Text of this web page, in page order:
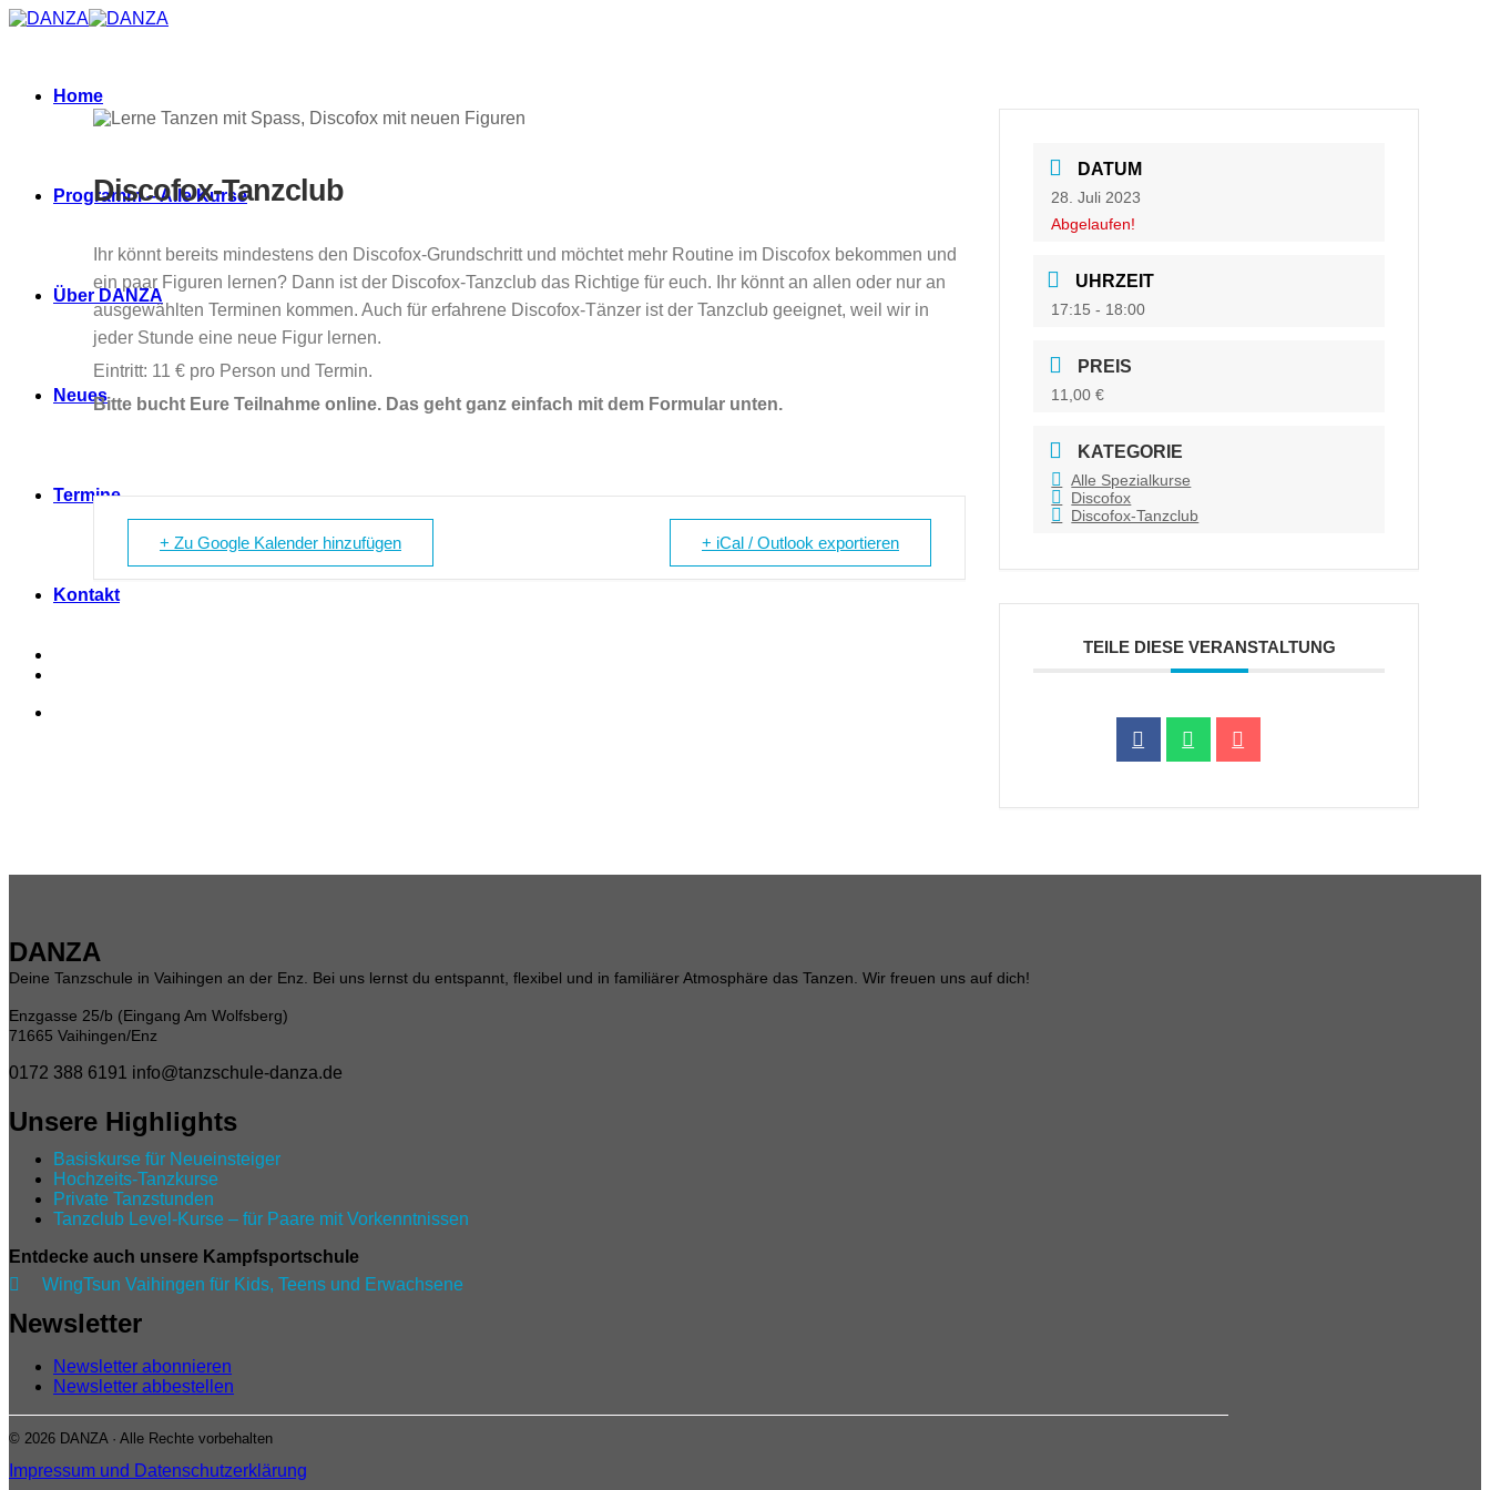
Zum
Home
Programm – Alle Kurse
Über DANZA
Neues
Termine
Kontakt
Discofox-Tanzclub
Ihr könnt bereits mindestens den Discofox-Grundschritt und möchtet mehr Routine im Discofox bekommen und
ein paar Figuren lernen? Dann ist der Discofox-Tanzclub das Richtige für euch. Ihr könnt an allen oder nur an
ausgewählten Terminen kommen. Auch für erfahrene Discofox-Tänzer ist der Tanzclub geeignet, weil wir in
jeder Stunde eine neue Figur lernen.
Eintritt: 11 € pro Person und Termin.
Bitte bucht Eure Teilnahme online. Das geht ganz einfach mit dem Formular unten.
+ Zu Google Kalender hinzufügen + iCal / Outlook exportieren
DATUM
28. Juli 2023
Abgelaufen!
UHRZEIT
17:15 - 18:00
PREIS
11,00 €
KATEGORIE
Alle Spezialkurse
Discofox
Discofox-Tanzclub
TEILE DIESE VERANSTALTUNG
DANZA
Deine Tanzschule in Vaihingen an der Enz. Bei uns lernst du entspannt, flexibel und in familiärer Atmosphäre das Tanzen. Wir freuen uns auf dich!
Enzgasse 25/b (Eingang Am Wolfsberg)
71665 Vaihingen/Enz
0172 388 6191 info@tanzschule-danza.de
Unsere Highlights
Basiskurse für Neueinsteiger
Hochzeits-Tanzkurse
Private Tanzstunden
Tanzclub Level‑Kurse – für Paare mit Vorkenntnissen
Entdecke auch unsere Kampfsportschule

WingTsun Vaihingen für Kids, Teens und Erwachsene
Newsletter
Newsletter abonnieren
Newsletter abbestellen
© 2026 DANZA · Alle Rechte vorbehalten
Impressum und Datenschutzerklärung